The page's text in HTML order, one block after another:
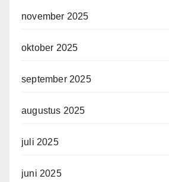
november 2025
oktober 2025
september 2025
augustus 2025
juli 2025
juni 2025